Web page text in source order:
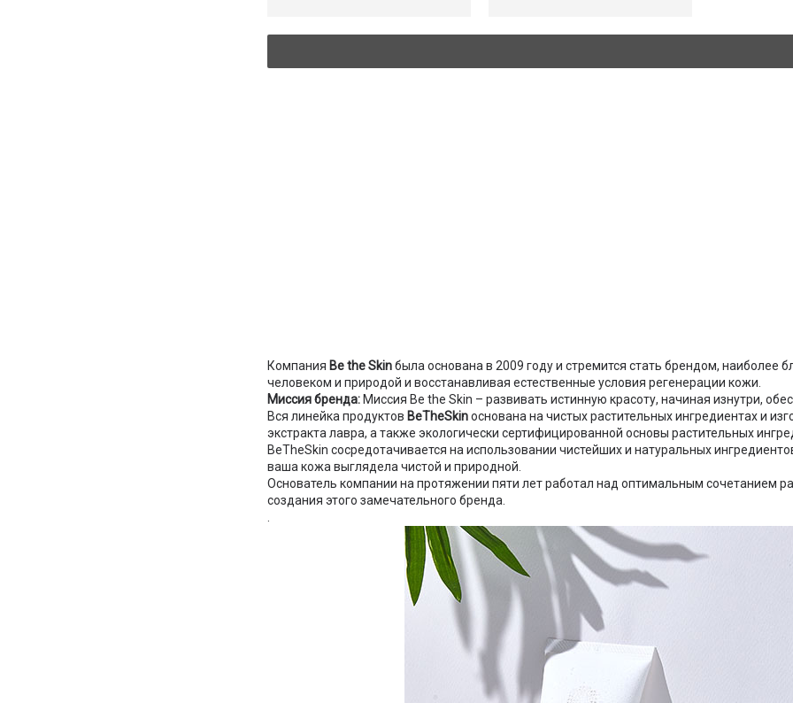
Компания Be the Skinбыла основана в 2009 году и стремится стать брендом,
человеком и природой и восстанавливая естественные условия регенерации кожи.
Миссия бренда: Миссия Be the Skin – развивать истинную красоту, начиная изнутри,
Вся линейка продуктов BeTheSkinоснована на чистых растительных ингредиентах и
экстракта лавра, а также экологически сертифицированной основы растительных
BeTheSkin сосредотачивается на использовании чистейших и натуральных
ваша кожа выглядела чистой и природной.
Основатель компании на протяжении пяти лет работал над оптимальным сочетанием
создания этого замечательного бренда.